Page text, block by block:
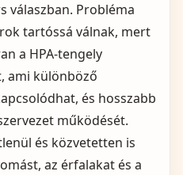
válaszban. Probléma
tartóssá válnak, mert
a HPA‑tengely
ami különböző
és hosszabb
működését.
és közvetetten is
az érfalakat és a